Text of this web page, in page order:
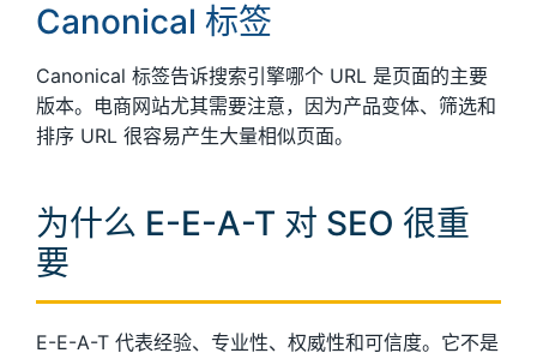
Canonical 标签
Canonical 标签告诉搜索引擎哪个 URL 是页面的主要
版本。电商网站尤其需要注意，因为产品变体、筛选和
排序 URL 很容易产生大量相似页面。
为什么 E-E-A-T 对 SEO 很重
要
E-E-A-T 代表经验、专业性、权威性和可信度。它不是